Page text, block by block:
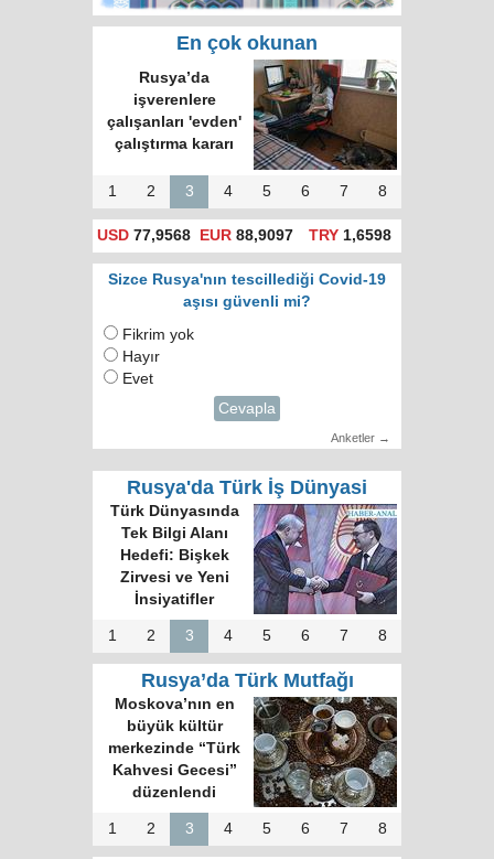
En çok okunan
Rusya’da
işverenlere
çalışanları 'evden'
çalıştırma kararı
1 2 3 4 5 6 7 8
USD 77,9568 EUR 88,9097 TRY1,6598
Sizce Rusya'nın tescillediği Covid-19
aşısı güvenli mi?
Fikrim yok
Hayır
Evet
Cevapla
Anketler →
Rusya'da Türk İş Dünyasi
Türk Dünyasında
Tek Bilgi Alanı
Hedefi: Bişkek
Zirvesi ve Yeni
İnsiyatifler
1 2 3 4 5 6 7 8
Rusya’da Türk Mutfağı
Moskova’nın en
büyük kültür
merkezinde “Türk
Kahvesi Gecesi”
düzenlendi
1 2 3 4 5 6 7 8